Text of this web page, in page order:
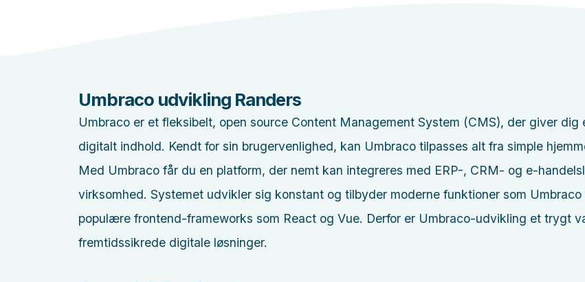
Umbraco udvikling Randers
Umbraco er et fleksibelt, open source Content Management System (CMS), der giver
digitalt indhold. Kendt for sin brugervenlighed, kan Umbraco tilpasses alt fra simple
Med Umbraco får du en platform, der nemt kan integreres med ERP-, CRM- og e-
virksomhed. Systemet udvikler sig konstant og tilbyder moderne funktioner som
populære frontend-frameworks som React og Vue. Derfor er Umbraco-udvikling et trygt
fremtidssikrede digitale løsninger.